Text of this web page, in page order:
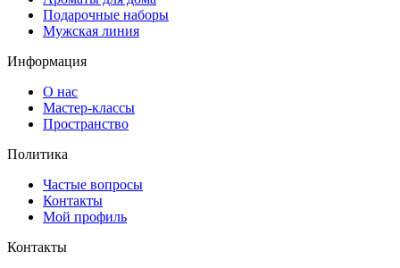
Подарочные наборы
Мужская линия
Информация
О нас
Мастер-классы
Пространство
Политика
Частые вопросы
Контакты
Мой профиль
Контакты